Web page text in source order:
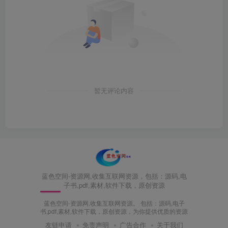
暂无评论内容
蓝色空间-资源网,收集互联网资源，包括：源码,电
子书,pdf,素材,软件下载，原创资源
蓝色空间-资源网,收集互联网资源。 包括：源码,电子
书,pdf,素材,软件下载，原创资源，为你提供优质的资源
友链申请 免责声明 广告合作 关于我们